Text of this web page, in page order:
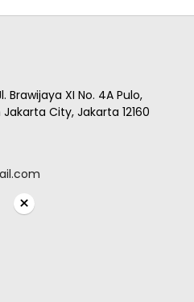
Brawijaya XI No. 4A Pulo,
City, Jakarta 12160
×